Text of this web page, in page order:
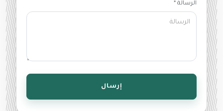
الرسالة *
إرسال